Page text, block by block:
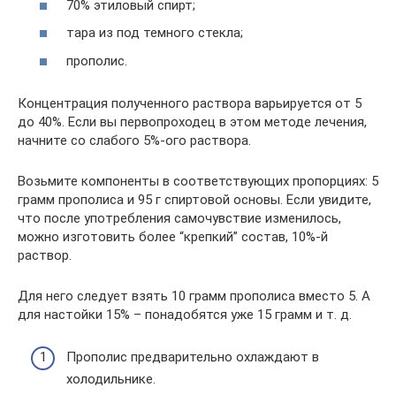
70% этиловый спирт;
тара из под темного стекла;
прополис.
Концентрация полученного раствора варьируется от 5
до 40%. Если вы первопроходец в этом методе лечения,
начните со слабого 5%-ого раствора.
Возьмите компоненты в соответствующих пропорциях: 5
грамм прополиса и 95 г спиртовой основы. Если увидите,
что после употребления самочувствие изменилось,
можно изготовить более “крепкий” состав, 10%-й
раствор.
Для него следует взять 10 грамм прополиса вместо 5. А
для настойки 15% – понадобятся уже 15 грамм и т. д.
Прополис предварительно охлаждают в
холодильнике.